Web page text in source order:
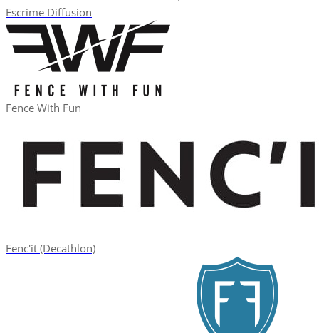
Escrime Diffusion
Fence With Fun
Fenc'it (Decathlon)